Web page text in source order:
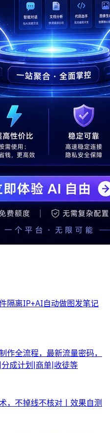
隔离IP+AI自动做图发笔记
作全流程，最新流量密码，
成计划|商单|收徒等
，不掉线不核对丨效果自测